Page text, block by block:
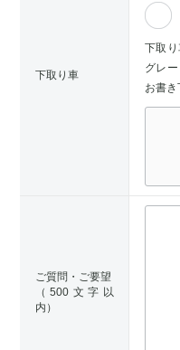
下取り車
下取り
グレ
お書き
ご質問・ご要望
（500文字以
内）